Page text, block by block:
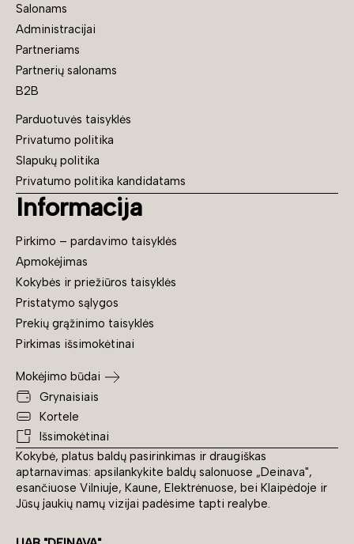
Kokybė, platus baldų pasirinkimas ir draugiškas
aptarnavimas: apsilankykite baldų salonuose „Deinava",
esančiuose Vilniuje, Kaune, Elektrėnuose, bei Klaipėdoje ir
Jūsų jaukių namų vizijai padėsime tapti realybe.
Salonams
Administracijai
Partneriams
Partnerių salonams
B2B
Parduotuvės taisyklės
Privatumo politika
Slapukų politika
Privatumo politika kandidatams
Informacija
Pirkimo – pardavimo taisyklės
Apmokėjimas
Kokybės ir priežiūros taisyklės
Pristatymo sąlygos
Prekių grąžinimo taisyklės
Pirkimas išsimokėtinai
Mokėjimo būdai
Grynaisiais
Kortele
Išsimokėtinai